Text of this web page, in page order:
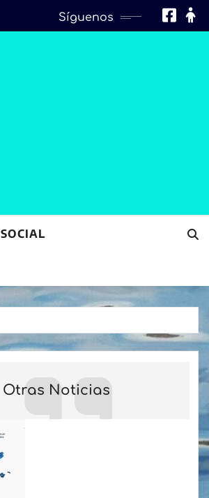
Síguenos
SOCIAL
Otras Noticias